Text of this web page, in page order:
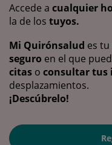
Accede a cualquier
la de los tuyos.
Mi Quirónsalud es tu
seguro en el que
citas o consultar tus
desplazamientos.
¡Descúbrelo!